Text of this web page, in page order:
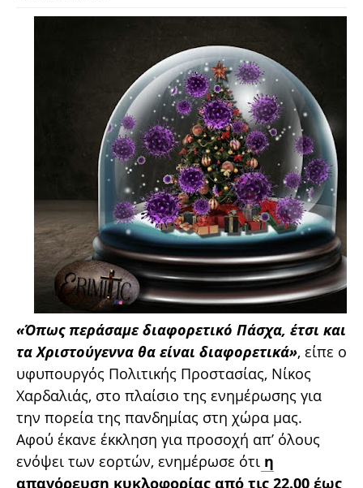
«Όπως περάσαμε διαφορετικό Πάσχα, έτσι και
τα Χριστούγεννα θα είναι διαφορετικά», είπε ο
υφυπουργός Πολιτικής Προστασίας, Νίκος
Χαρδαλιάς, στο πλαίσιο της ενημέρωσης για
την πορεία της πανδημίας στη χώρα μας.
Αφού έκανε έκκληση για προσοχή απ’ όλους
ενόψει των εορτών, ενημέρωσε ότι η
απαγόρευση κυκλοφορίας από τις 22.00 έως